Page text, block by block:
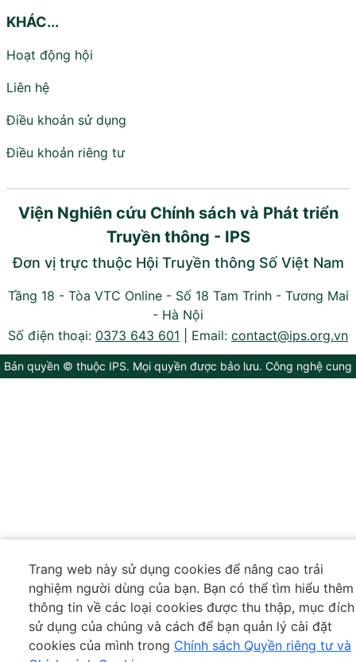
Trang web này sử dụng cookies để nâng cao trải
nghiệm người dùng của bạn. Bạn có thể tìm hiểu thêm
thông tin về các loại cookies được thu thập, mục đích
sử dụng của chúng và cách để bạn quản lý cài đặt
cookies của mình trong Chính sách Quyền riêng tư và
KHÁC...
Hoạt động hội
Liên hệ
Điều khoản sử dụng
Điều khoản riêng tư
Viện Nghiên cứu Chính sách và Phát triển
Truyền thông - IPS
Đơn vị trực thuộc Hội Truyền thông Số Việt Nam
Tầng 18 - Tòa VTC Online - Số 18 Tam Trinh - Tương Mai
- Hà Nội
Số điện thoại: 0373 643 601 Email: contact@ips.org.vn
Bản quyền © thuộc IPS. Mọi quyền được bảo lưu. Công nghệ cung